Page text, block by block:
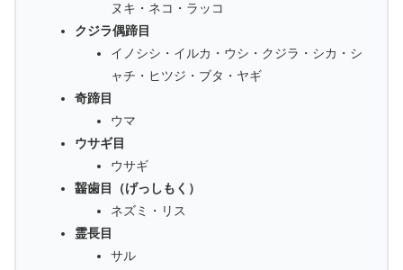
ヌキ・ネコ・ラッコ
クジラ偶蹄目
イノシシ・イルカ・ウシ・クジラ・シカ・シ
ャチ・ヒツジ・ブタ・ヤギ
奇蹄目
ウマ
ウサギ目
ウサギ
齧歯目（げっしもく）
ネズミ・リス
霊長目
サル